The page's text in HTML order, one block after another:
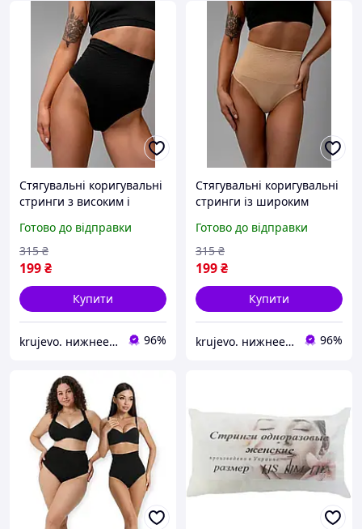
Стягувальні коригувальні
стринги з високим і
стринги-ромб
Готово до відправки
199₴
315 ₴
Купити
krujevo. нижнее белье 96%
Стягувальні коригувальні
стринги із широким
стринги-ромб
Готово до відправки
199₴
315 ₴
Купити
krujevo. нижнее белье 96%